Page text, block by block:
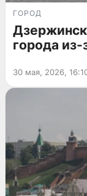
ГОРОД
города из-
30 мая, 2026,